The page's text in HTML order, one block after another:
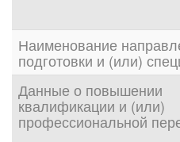
Наименование
подготовки и (или)
Данные о повышении
квалификации и (или)
профессиональной